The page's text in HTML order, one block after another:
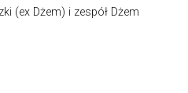
(ex Dżem) i zespół Dżem